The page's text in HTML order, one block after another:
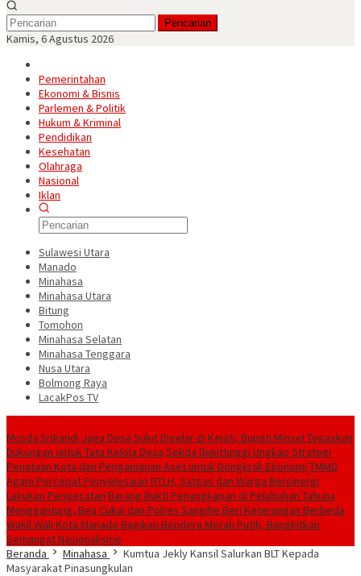
Pencarian
Kamis, 6 Agustus 2026
Pemerintahan
Ekonomi & Bisnis
Parlemen & Politik
Hukum & Kriminal
Pendidikan
Kesehatan
Olahraga
Nasional
Iklan
Sulawesi Utara
Manado
Minahasa
Minahasa Utara
Bitung
Tomohon
Minahasa Selatan
Minahasa Tenggara
Nusa Utara
Bolmong Raya
LacakPos TV
Musda Srikandi Jaga Desa Sulut Digelar di Kejati, Bupati Minsel Tegaskan
Dukungan untuk Tata Kelola Desa Sekda Bukittinggi Ungkap Strategi
Penataan Kota dan Pengamanan Aset untuk Dongkrak Ekonomi TMMD
Agam Percepat Penyelesaian RTLH, Satgas dan Warga Bersinergi
Lakukan Pengecatan Barang Bukti Penangkapan di Pelabuhan Tahuna
Menggantung, Bea Cukai dan Polres Sangihe Beri Keterangan Berbeda
Wakil Wali Kota Manado Bagikan Bendera Merah Putih, Bangkitkan
Semangat Nasionalisme
Beranda
Minahasa
Kumtua Jekly Kansil Salurkan BLT Kepada
Masyarakat Pinasungkulan